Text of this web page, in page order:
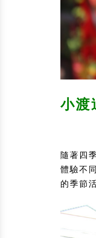
小渡
隨著四
體驗不
的季節